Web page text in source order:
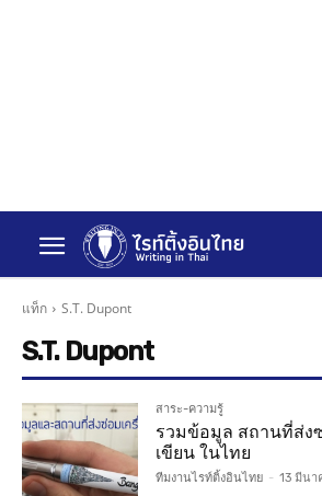
แท็ก S.T. Dupont
S.T. Dupont
สาระ-ความรู้
รวมข้อมูล สถานที่ส่ง
เขียน ในไทย
ทีมงานไรท์ติ้งอินไทย - 13 มีนา